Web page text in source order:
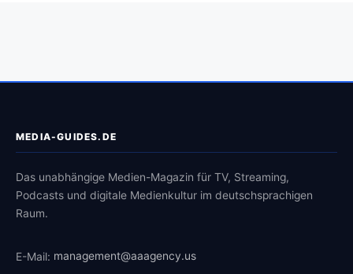
MEDIA-GUIDES.DE
Das unabhängige Medien-Magazin für TV, Streaming,
Podcasts und digitale Medienkultur im deutschsprachigen
Raum.
E-Mail: management@aaagency.us